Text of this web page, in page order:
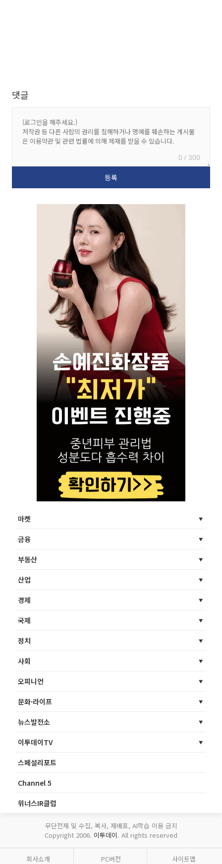
댓글
0 / 300
마켓
금융
부동산
산업
경제
국제
정치
사회
오피니언
문화·라이프
뉴스발전소
이투데이TV
스페셜리포트
Channel 5
위너스IR클럽
무단전재 및 수집, 복사, 재배포, AI학습 이용 금지
Copyright 2006. 이투데이. All rights reserved
회사소개 PC버전 사이트맵